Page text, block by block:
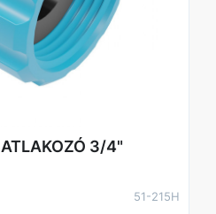
3/4"
51-215H